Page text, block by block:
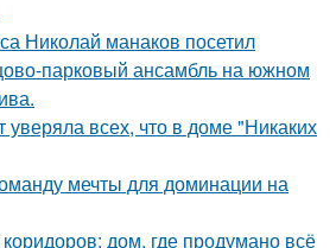
Николай манаков посетил
парковый ансамбль на южном
уверяла всех, что в доме "Никаких
мечты для доминации на
дом, где продумано всё